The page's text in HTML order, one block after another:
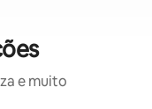
e muito